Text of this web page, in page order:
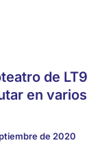
de LT9
en varios
de 2020